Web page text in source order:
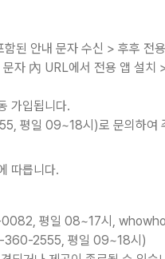
함된 안내 문자 수신 > 후후 전
문자 內 URL에서 전용 앱 설치
가입됩니다.
평일 09~18시)로 문의하여
따릅니다.
0082, 평일 08~17시,
360-2555, 평일 09~18시)